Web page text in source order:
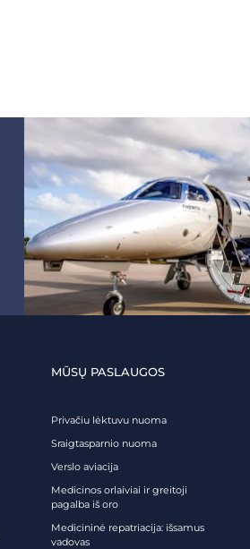
MŪSŲ PASLAUGOS
Privačiu lėktuvu nuoma
Sraigtasparnio nuoma
Verslo aviacija
Medicinos orlaiviai ir greitoji
pagalba iš oro
Medicininė repatriacija: išsamus
vadovas